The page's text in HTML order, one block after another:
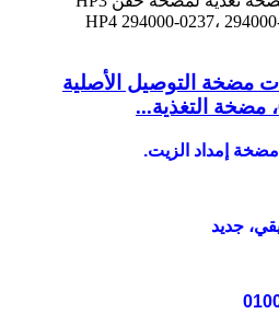
مضخة التوصيل الأصلية
مضخة إمداد الزيت.
جديد